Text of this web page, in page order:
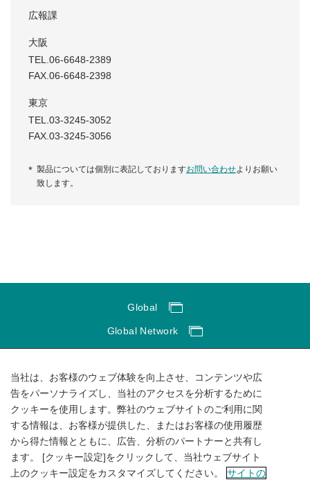
広報課
大阪
TEL.06-6648-2389
FAX.06-6648-2398
東京
TEL.03-3245-3052
FAX.03-3245-3056
製品については個別に表記しておりますお問い合わせよりお願い
致します。
Global
Global Network
ソーシャルメディアポリシー
個人情報保護方針
サイトマップ
当社は、お客様のウェブ体験を向上させ、コンテンツや広
告をパーソナライズし、当社のアクセスを分析するために
クッキーを使用します。弊社のウェブサイトのご利用に関
する情報は、お客様が提供した、またはお客様の使用履歴
から得た情報とともに、広告、分析のパートナーと共有し
ます。 [クッキー設定]をクリックして、当社ウェブサイト
上のクッキー設定をカスタマイズしてください。
サイトの